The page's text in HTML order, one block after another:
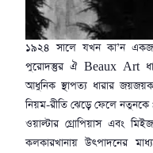
১৯২৪ সালে যখন কা’ন
পুরোদস্তুর ঐ Beaux Art
আধুনিক স্থাপত্য ধারার
নিয়ম-রীতি ঝেড়ে ফেলে নতুনকে
ওয়াল্টার গ্রোপিয়াস এবং
কলকারখানায় উৎপাদনের